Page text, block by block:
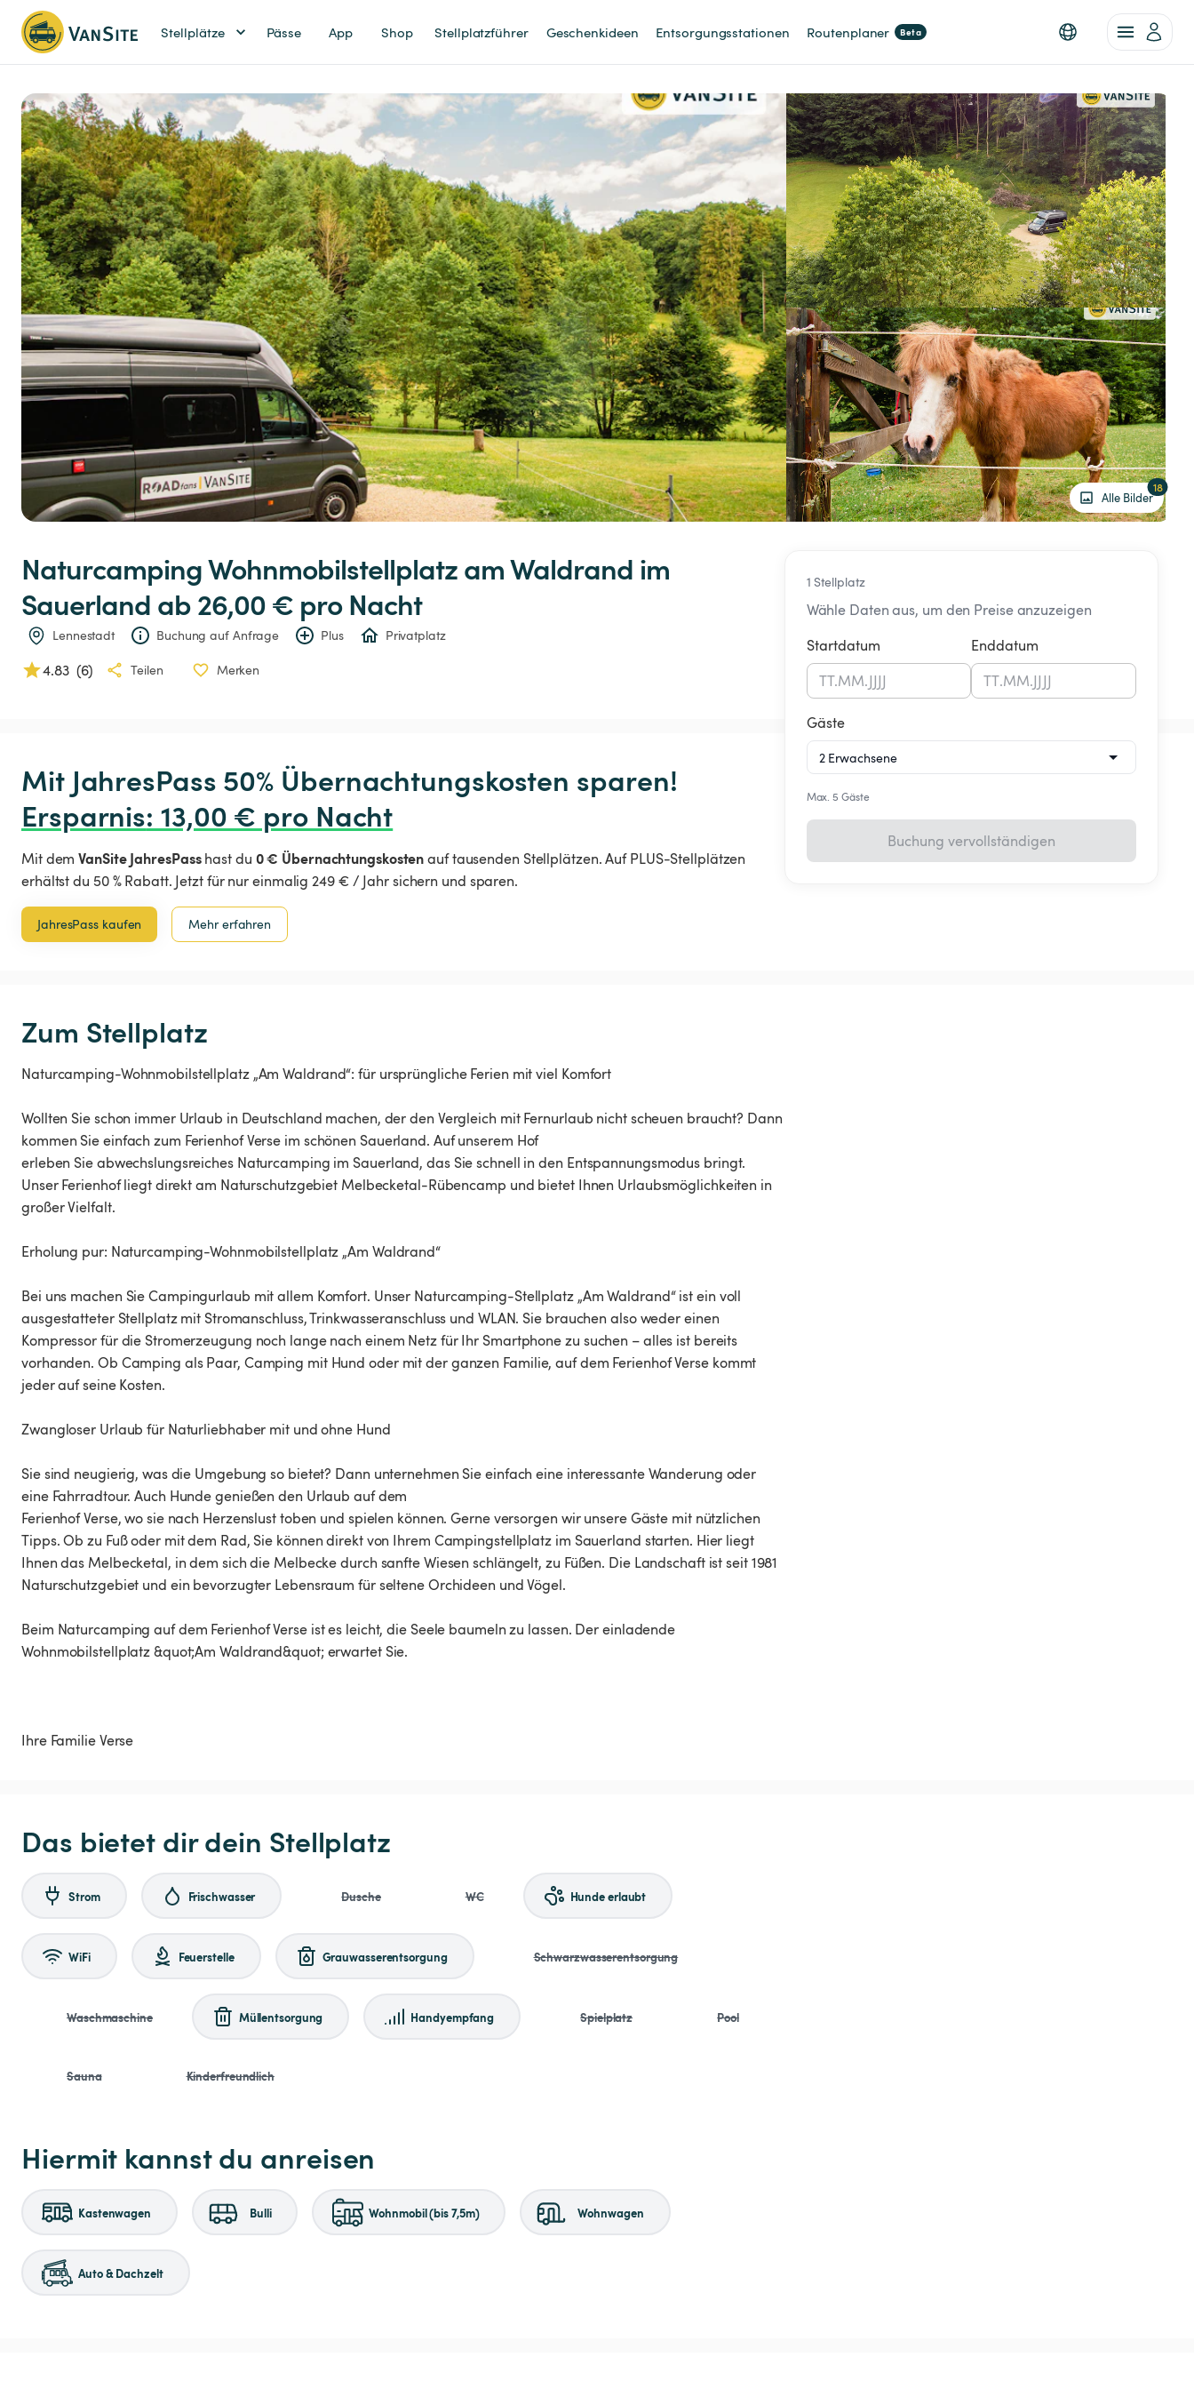
Stellplätze Pässe App Shop Stellplatzführer Geschenkideen Entsorgungsstationen Routenplaner Beta
Alle Bilder
18
NaturcampingWohnmobilstellplatzamWaldrand im
Sauerland ab 26,00 € pro Nacht
Lennestadt Buchung auf Anfrage Plus Privatplatz
4.83 (6) Teilen Merken
1 Stellplatz
Wähle Daten aus, um den Preise anzuzeigen
Startdatum
TT.MM.JJJJ
Enddatum
TT.MM.JJJJ
Gäste
Max. 5 Gäste
Buchung vervollständigen
Ersparnis: 13,00 € pro Nacht
Mit demVanSite JahresPasshast du 0 € Übernachtungskostenauf tausenden Stellplätzen. Auf PLUS-Stellplätzen
erhältst du 50 % Rabatt. Jetzt für nur einmalig 249 € / Jahr sichern und sparen.
JahresPass kaufen Mehr erfahren
Zum Stellplatz
Naturcamping-Wohnmobilstellplatz „Am Waldrand“: für ursprüngliche Ferien mit viel Komfort
Wollten Sie schon immer Urlaub in Deutschland machen, der den Vergleich mit Fernurlaub nicht scheuen braucht? Dann
kommen Sie einfach zum Ferienhof Verse im schönen Sauerland. Auf unserem Hof
erleben Sie abwechslungsreiches Naturcamping im Sauerland, das Sie schnell in den Entspannungsmodus bringt.
Unser Ferienhof liegt direkt am Naturschutzgebiet Melbecketal-Rübencamp und bietet Ihnen Urlaubsmöglichkeiten in
großer Vielfalt.
Erholung pur: Naturcamping-Wohnmobilstellplatz „Am Waldrand“
Bei uns machen Sie Campingurlaub mit allem Komfort. Unser Naturcamping-Stellplatz „Am Waldrand“ ist ein voll
ausgestatteter Stellplatz mit Stromanschluss, Trinkwasseranschluss und WLAN. Sie brauchen also weder einen
Kompressor für die Stromerzeugung noch lange nach einem Netz für Ihr Smartphone zu suchen – alles ist bereits
vorhanden. Ob Camping als Paar, Camping mit Hund oder mit der ganzen Familie, auf dem Ferienhof Verse kommt
jeder auf seine Kosten.
Zwangloser Urlaub für Naturliebhaber mit und ohne Hund
Sie sind neugierig, was die Umgebung so bietet? Dann unternehmen Sie einfach eine interessante Wanderung oder
eine Fahrradtour. Auch Hunde genießen den Urlaub auf dem
Ferienhof Verse, wo sie nach Herzenslust toben und spielen können. Gerne versorgen wir unsere Gäste mit nützlichen
Tipps. Ob zu Fuß oder mit dem Rad, Sie können direkt von Ihrem Campingstellplatz im Sauerland starten. Hier liegt
Ihnen das Melbecketal, in dem sich die Melbecke durch sanfte Wiesen schlängelt, zu Füßen. Die Landschaft ist seit 1981
Naturschutzgebiet und ein bevorzugter Lebensraum für seltene Orchideen und Vögel.
Beim Naturcamping auf dem Ferienhof Verse ist es leicht, die Seele baumeln zu lassen. Der einladende
Wohnmobilstellplatz &quot;Am Waldrand&quot; erwartet Sie.
Ihre Familie Verse
Das bietet dir dein Stellplatz
Strom Frischwasser Dusche WC Hunde erlaubt
WiFi Feuerstelle Grauwasserentsorgung Schwarzwasserentsorgung
Waschmaschine Müllentsorgung Handyempfang Spielplatz Pool
Sauna Kinderfreundlich
Hiermit kannst du anreisen
Kastenwagen Bulli Wohnmobil (bis 7,5m) Wohnwagen
Auto & Dachzelt